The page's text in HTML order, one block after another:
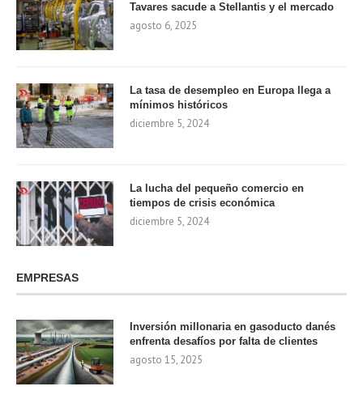
Tavares sacude a Stellantis y el mercado
agosto 6, 2025
La tasa de desempleo en Europa llega a
mínimos históricos
diciembre 5, 2024
La lucha del pequeño comercio en
tiempos de crisis económica
diciembre 5, 2024
EMPRESAS
Inversión millonaria en gasoducto danés
enfrenta desafíos por falta de clientes
agosto 15, 2025